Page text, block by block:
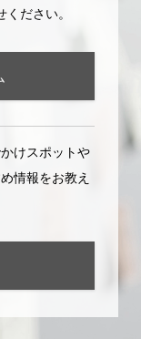
ださい。
けスポットや
情報をお教え